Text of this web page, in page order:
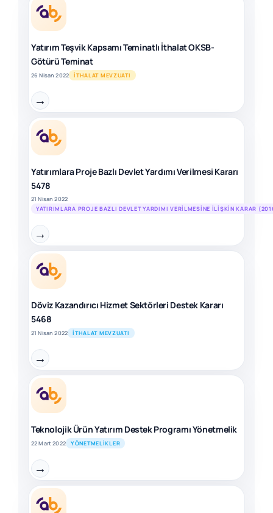
Yatırım Teşvik Kapsamı Teminatlı İthalat OKSB-
Götürü Teminat
26 Nisan 2022 İTHALAT MEVZUATI
→
Yatırımlara Proje Bazlı Devlet Yardımı Verilmesi Kararı
5478
21 Nisan 2022
YATIRIMLARA PROJE BAZLI DEVLET YARDIMI VERILMESINE İLIŞKIN KARAR
→
Döviz Kazandırıcı Hizmet Sektörleri Destek Kararı
5468
21 Nisan 2022 İTHALAT MEVZUATI
→
Teknolojik Ürün Yatırım Destek Programı Yönetmelik
22 Mart 2022 YÖNETMELIKLER
→